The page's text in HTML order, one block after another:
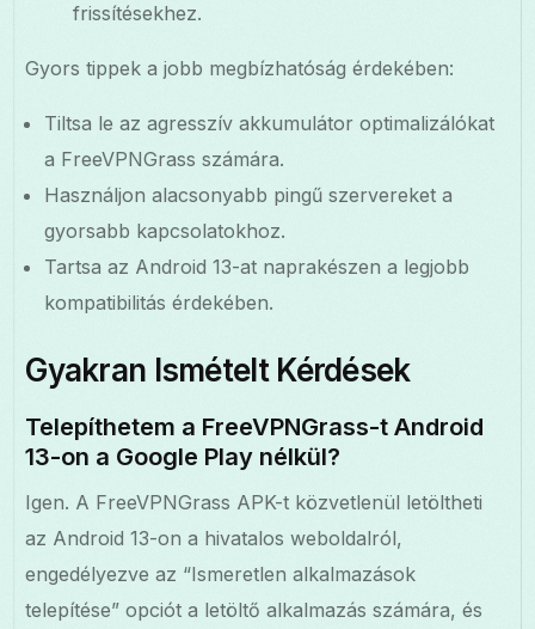
frissítésekhez.
Gyors tippek a jobb megbízhatóság érdekében:
Tiltsa le az agresszív akkumulátor optimalizálókat
a FreeVPNGrass számára.
Használjon alacsonyabb pingű szervereket a
gyorsabb kapcsolatokhoz.
Tartsa az Android 13-at naprakészen a legjobb
kompatibilitás érdekében.
Gyakran Ismételt Kérdések
Telepíthetem a FreeVPNGrass-t Android
13-on a Google Play nélkül?
Igen. A FreeVPNGrass APK-t közvetlenül letöltheti
az Android 13-on a hivatalos weboldalról,
engedélyezve az “Ismeretlen alkalmazások
telepítése” opciót a letöltő alkalmazás számára, és